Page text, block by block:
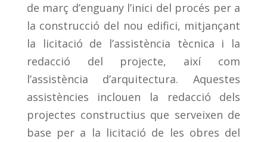
de març d’enguany l’inici del procés per a
la construcció del nou edifici, mitjançant
la licitació de l’assistència tècnica i la
redacció del projecte, així com
l’assistència d’arquitectura. Aquestes
assistències inclouen la redacció dels
projectes constructius que serveixen de
base per a la licitació de les obres del